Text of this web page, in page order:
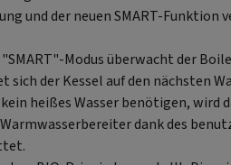
und der neuen SMART-
Modus überwacht der
sich der Kessel auf den nächsten
heißes Wasser benötigen,
dank des